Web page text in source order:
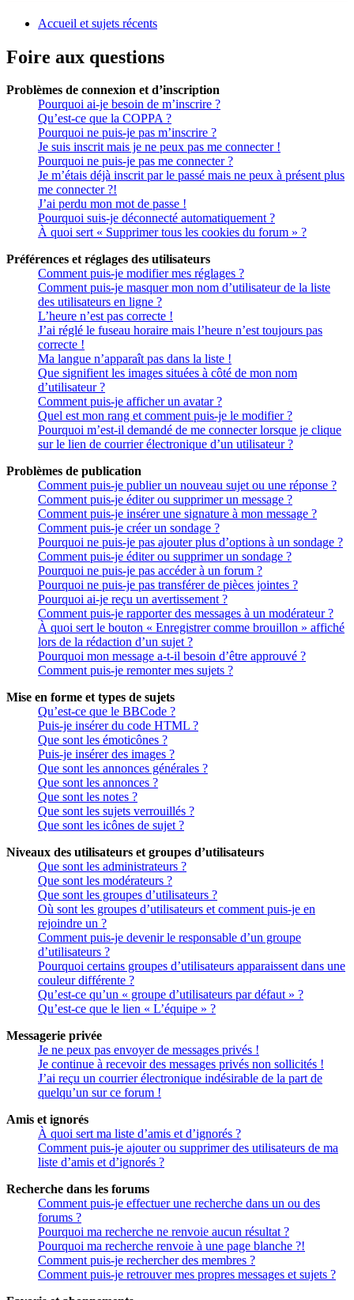
Accueil et sujets récents
Foire aux questions
Problèmes de connexion et d’inscription
Pourquoi ai-je besoin de m’inscrire ?
Qu’est-ce que la COPPA ?
Pourquoi ne puis-je pas m’inscrire ?
Je suis inscrit mais je ne peux pas me connecter !
Pourquoi ne puis-je pas me connecter ?
Je m’étais déjà inscrit par le passé mais ne peux à présent plus
me connecter ?!
J’ai perdu mon mot de passe !
Pourquoi suis-je déconnecté automatiquement ?
À quoi sert « Supprimer tous les cookies du forum » ?
Préférences et réglages des utilisateurs
Comment puis-je modifier mes réglages ?
Comment puis-je masquer mon nom d’utilisateur de la liste
des utilisateurs en ligne ?
L’heure n’est pas correcte !
J’ai réglé le fuseau horaire mais l’heure n’est toujours pas
correcte !
Ma langue n’apparaît pas dans la liste !
Que signifient les images situées à côté de mon nom
d’utilisateur ?
Comment puis-je afficher un avatar ?
Quel est mon rang et comment puis-je le modifier ?
Pourquoi m’est-il demandé de me connecter lorsque je clique
sur le lien de courrier électronique d’un utilisateur ?
Problèmes de publication
Comment puis-je publier un nouveau sujet ou une réponse ?
Comment puis-je éditer ou supprimer un message ?
Comment puis-je insérer une signature à mon message ?
Comment puis-je créer un sondage ?
Pourquoi ne puis-je pas ajouter plus d’options à un sondage ?
Comment puis-je éditer ou supprimer un sondage ?
Pourquoi ne puis-je pas accéder à un forum ?
Pourquoi ne puis-je pas transférer de pièces jointes ?
Pourquoi ai-je reçu un avertissement ?
Comment puis-je rapporter des messages à un modérateur ?
À quoi sert le bouton « Enregistrer comme brouillon » affiché
lors de la rédaction d’un sujet ?
Pourquoi mon message a-t-il besoin d’être approuvé ?
Comment puis-je remonter mes sujets ?
Mise en forme et types de sujets
Qu’est-ce que le BBCode ?
Puis-je insérer du code HTML ?
Que sont les émoticônes ?
Puis-je insérer des images ?
Que sont les annonces générales ?
Que sont les annonces ?
Que sont les notes ?
Que sont les sujets verrouillés ?
Que sont les icônes de sujet ?
Niveaux des utilisateurs et groupes d’utilisateurs
Que sont les administrateurs ?
Que sont les modérateurs ?
Que sont les groupes d’utilisateurs ?
Où sont les groupes d’utilisateurs et comment puis-je en
rejoindre un ?
Comment puis-je devenir le responsable d’un groupe
d’utilisateurs ?
Pourquoi certains groupes d’utilisateurs apparaissent dans une
couleur différente ?
Qu’est-ce qu’un « groupe d’utilisateurs par défaut » ?
Qu’est-ce que le lien « L’équipe » ?
Messagerie privée
Je ne peux pas envoyer de messages privés !
Je continue à recevoir des messages privés non sollicités !
J’ai reçu un courrier électronique indésirable de la part de
quelqu’un sur ce forum !
Amis et ignorés
À quoi sert ma liste d’amis et d’ignorés ?
Comment puis-je ajouter ou supprimer des utilisateurs de ma
liste d’amis et d’ignorés ?
Recherche dans les forums
Comment puis-je effectuer une recherche dans un ou des
forums ?
Pourquoi ma recherche ne renvoie aucun résultat ?
Pourquoi ma recherche renvoie à une page blanche ?!
Comment puis-je rechercher des membres ?
Comment puis-je retrouver mes propres messages et sujets ?